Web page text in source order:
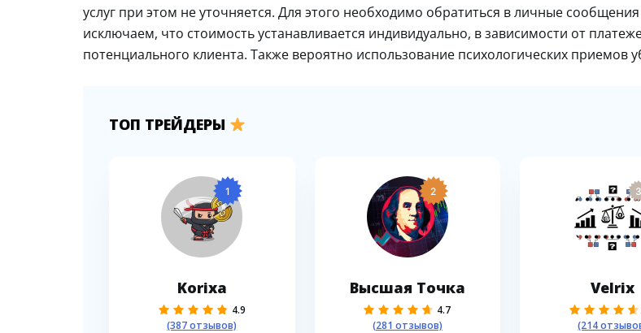
услуг при этом не уточняется. Для этого необходимо обратиться в личные
исключаем, что стоимость устанавливается индивидуально, в зависимости от
потенциального клиента. Также вероятно использование психологических приемов
ТОП ТРЕЙДЕРЫ
1
Korixa
4.9
(387 отзывов)
2
Высшая Точка
4.7
(281 отзывов)
3
Velrix
(214